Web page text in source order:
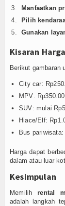
Manfaatkan
Pilih
Gunakan
Kisaran
Berikut gambaran
City car:
MPV:
SUV: mulai
Hiace/Elf:
Bus
Harga dapat
dalam atau luar
Kesimpulan
Memilihrental
adalah langkah